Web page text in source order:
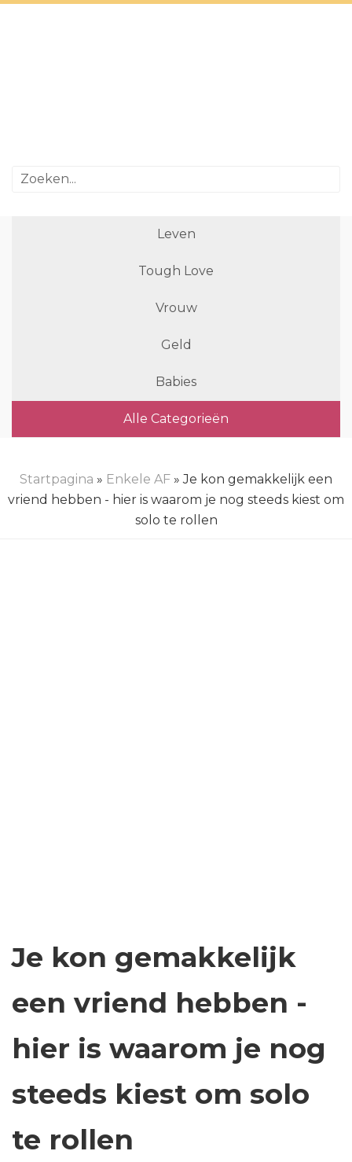
Leven
Tough Love
Vrouw
Geld
Babies
Alle Categorieën
Startpagina » Enkele AF » Je kon gemakkelijk een
vriend hebben - hier is waarom je nog steeds kiest om
solo te rollen
Je kon gemakkelijk
een vriend hebben -
hier is waarom je nog
steeds kiest om solo
te rollen